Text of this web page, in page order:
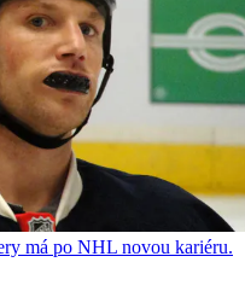
má po NHL novou kariéru.